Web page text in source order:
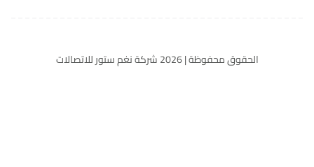
الحقوق محفوظة | 2026 شركة نغم ستور للاتصالات